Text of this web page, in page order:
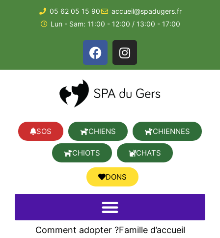
05 62 05 15 90
accueil@spadugers.fr
Lun - Sam: 11:00 - 12:00 / 13:00 - 17:00
SOS CHIENS CHIENNES
CHIOTS CHATS
DONS
Comment adopter ?Famille d’accueil